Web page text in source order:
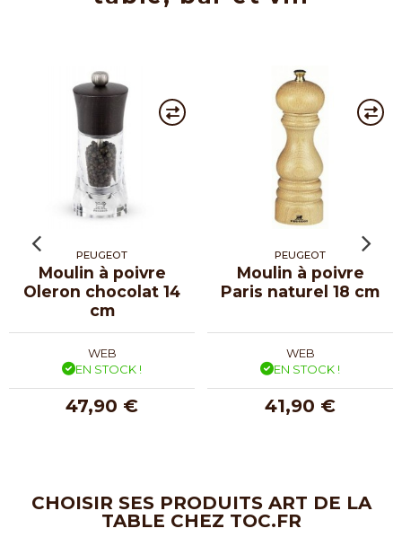
PEUGEOT
Moulin à poivre
Oleron chocolat 14
cm
WEB
EN STOCK !
47,90 €
PEUGEOT
Moulin à poivre
Paris naturel 18 cm
WEB
EN STOCK !
41,90 €
CHOISIR SES PRODUITS ART DE LA
TABLE CHEZ TOC.FR